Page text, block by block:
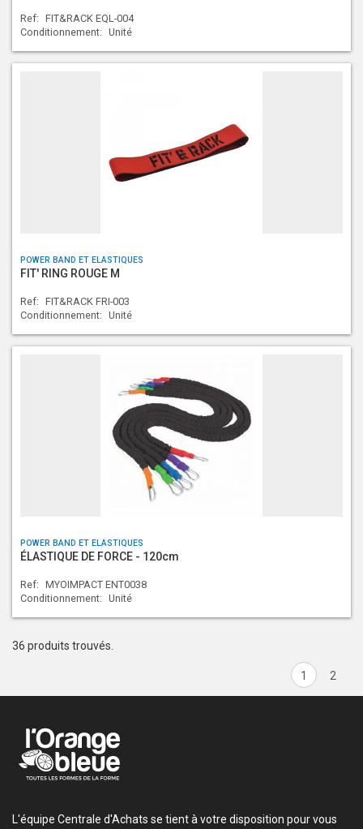
Ref: FIT&RACK EQL-004
Conditionnement: Unité
POWER BAND ET ELASTIQUES
FIT' RING ROUGE M
Ref: FIT&RACK FRI-003
Conditionnement: Unité
POWER BAND ET ELASTIQUES
ÉLASTIQUE DE FORCE - 120cm
Ref: MYOIMPACT ENT0038
Conditionnement: Unité
36 produits trouvés.
1 2
L'équipe Centrale d'Achats se tient à votre disposition pour vous